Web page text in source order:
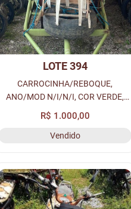
LOTE 394
CARROCINHA/REBOQUE,
ANO/MOD N/I/N/I, COR VERDE,
COMBUS N/I, PLACA N/I - N/I,
RENAVAM N/I, CHASSI N/I, Nº
MOTOR N/I, LOC. PÁTIO
R$ 1.000,00
Vendido